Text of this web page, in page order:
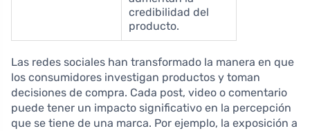
credibilidad del
producto.
Las redes sociales han transformado la manera en que
los consumidores investigan productos y toman
decisiones de compra. Cada post, video o comentario
puede tener un impacto significativo en la percepción
que se tiene de una marca. Por ejemplo, la exposición a